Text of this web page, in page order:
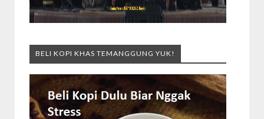
BELI KOPI KHAS TEMANGGUNG YUK!